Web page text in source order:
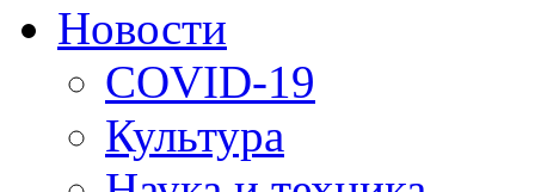
Новости
COVID-19
Культура